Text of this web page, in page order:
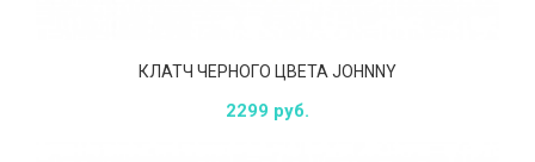
КЛАТЧ ЧЕРНОГО ЦВЕТА JOHNNY
2299 руб.